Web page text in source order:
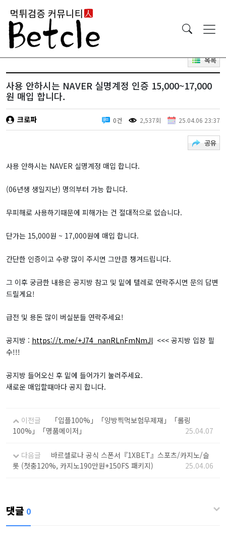
목록
사용 안하시는 NAVER 실명계정 인증 15,000~17,000
원 매입 합니다.
크로파 0건 2,537회 25.04.06 23:37
공유
사용 안하시는 NAVER 실명계정 매입 합니다.
(06년생 생일지난) 명의부터 가능 합니다.
무피해로 사용하기때문에 피해가는 건 절대적으로 없습니다.
단가는 15,000원 ~ 17,000원에 매입 합니다.
간단한 인증이고 수량 많이 주시면 그만큼 챙겨드립니다.
그 이후 궁금한 내용은 공지방 참고 및 밑에 텔레로 연락주시면 문의 답변
드릴게요!
급전 및 용돈 많이 버실분들 연락주세요!
공지방 : https://t.me/+J74_nanRLnFmNmJl <<< 공지방 입장 필
수!!!
공지방 들어오신 후 밑에 들어가기 눌러주세요.
새로운 매입할때마다 공지 합니다.
이전글
「입플100%」「양방찍먹보험무제재」「롤링
100%」「명품메이저」
25.04.07
다음글
바르셀로나 공식 스폰서『1XBET』스포츠/카지노/슬
롯 (첫충120%, 카지노190만원+150FS 패키지)
25.04.06
댓글 0